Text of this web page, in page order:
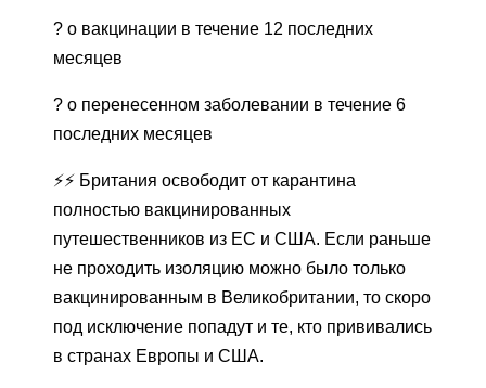
? о вакцинации в течение 12 последних
месяцев
? о перенесенном заболевании в течение 6
последних месяцев
⚡️⚡️ Британия освободит от карантина
полностью вакцинированных
путешественников из ЕС и США. Если раньше
не проходить изоляцию можно было только
вакцинированным в Великобритании, то скоро
под исключение попадут и те, кто прививались
в странах Европы и США.